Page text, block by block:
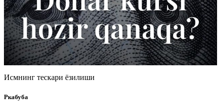
Исмнинг тескари ёзилиши
Ркабуба